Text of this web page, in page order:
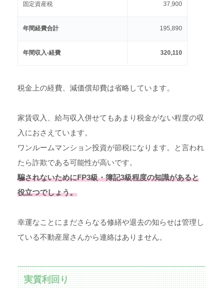
固定資産税 37,900
年間経費合計 195,890
年間収入-経費 320,110
税金上の経費、減価償却費は省略しています。
家賃収入、給与収入併せてもあまり税金がない程度の収
入におさえています。
ワンルームマンション投資が節税になります。と言われ
たら詐欺である可能性が高いです。
騙されないためにFP3級・簿記3級程度の知識があると
役立つでしょう。
幸運なことにまださらなる修繕や退去の知らせは管理し
ている不動産屋さんから連絡はありません。
実質利回り